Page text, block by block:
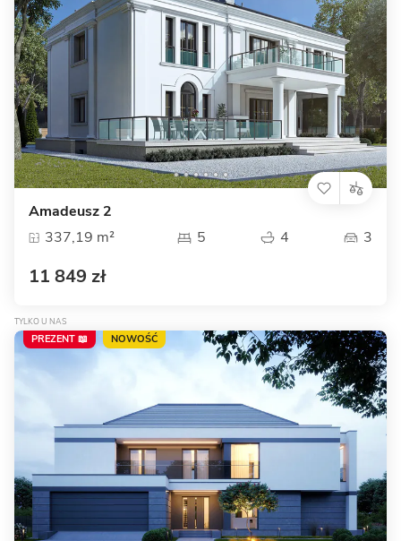
Amadeusz 2
337,19 m²
5 4 3
11 849 zł
TYLKO U NAS
PREZENT 📖 NOWOŚĆ